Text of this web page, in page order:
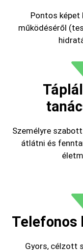
Pontos képet
működéséről
Személyre
átlátni és
Telefonos
Gyors, célzott